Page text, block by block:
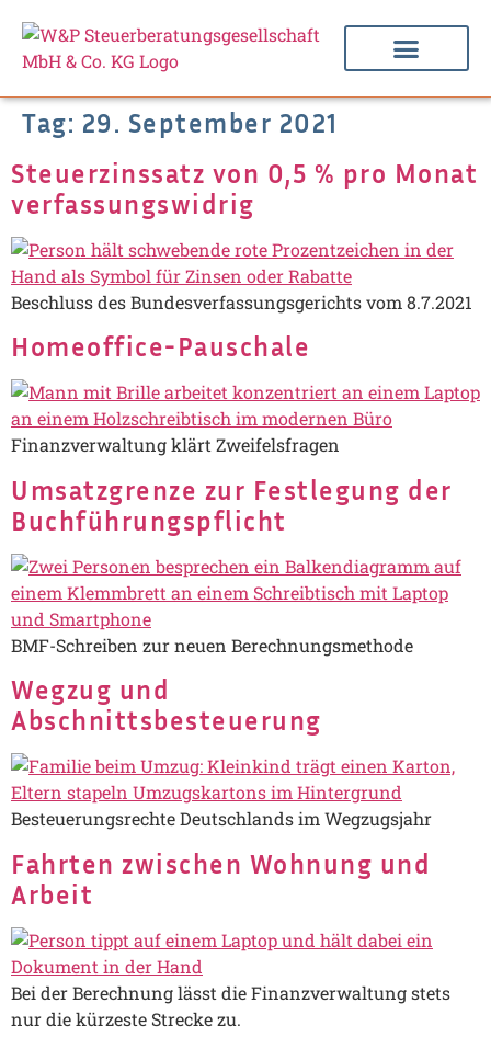
Tag: 29. September 2021
Steuerzinssatz von 0,5 % pro Monat
verfassungswidrig
Beschluss des Bundesverfassungsgerichts vom 8.7.2021
Homeoffice-Pauschale
Finanzverwaltung klärt Zweifelsfragen
Umsatzgrenze zur Festlegung der
Buchführungspflicht
BMF-Schreiben zur neuen Berechnungsmethode
Wegzug und
Abschnittsbesteuerung
Besteuerungsrechte Deutschlands im Wegzugsjahr
Fahrten zwischen Wohnung und
Arbeit
Bei der Berechnung lässt die Finanzverwaltung stets
nur die kürzeste Strecke zu.